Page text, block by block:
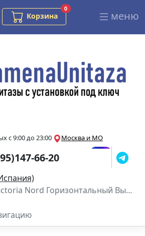
содержанию
консультация
Корзина
0Заказов в корзине
меню
с 9:00 до 23:00 Москва и МО
66-20
Nord Горизонтальный Выпуск